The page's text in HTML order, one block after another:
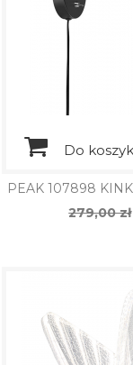
Do
PEAK 107898
Cena
279,00 zł